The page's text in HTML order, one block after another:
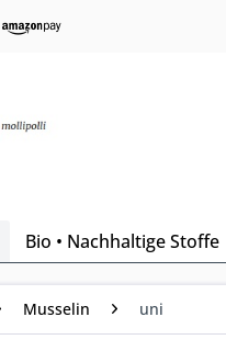
Bio • Nachhaltige Stoffe
Musselin uni